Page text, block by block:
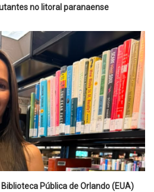
no litoral paranaense
Pública de Orlando (EUA)